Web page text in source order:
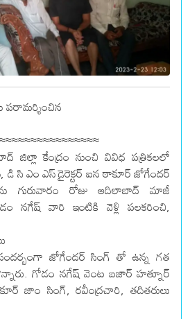
పరామర్శించిన
కేంద్రం నుంచి వివిధ పత్రికలలో
డి సి ఎం ఎస్ డైరెక్టర్ ఐన ఠాకూర్ జోగేందర్
గురువారం రోజు ఆదిలాబాద్ మాజీ
నగేష్ వారి ఇంటికి వెళ్లి పలకరించి,
జోగేందర్ సింగ్ తో ఉన్న గత
గోడం నగేష్ వెంట బజార్ హత్నూర్
జాం సింగ్, రవీంద్రచారి, తదితరులు